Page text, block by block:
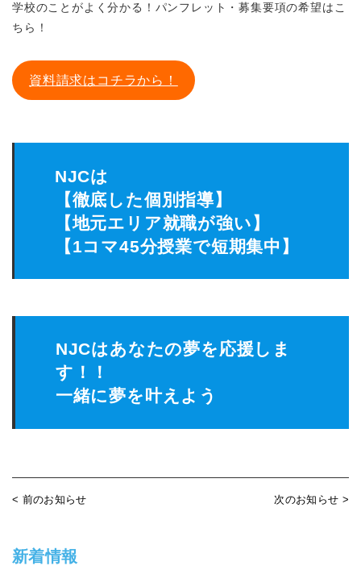
学校のことがよく分かる！パンフレット・募集要項の希望はこ
ちら！
資料請求はコチラから！
NJCは
【徹底した個別指導】
【地元エリア就職が強い】
【1コマ45分授業で短期集中】
NJCはあなたの夢を応援しま
す！！
一緒に夢を叶えよう
< 前のお知らせ 次のお知らせ >
新着情報